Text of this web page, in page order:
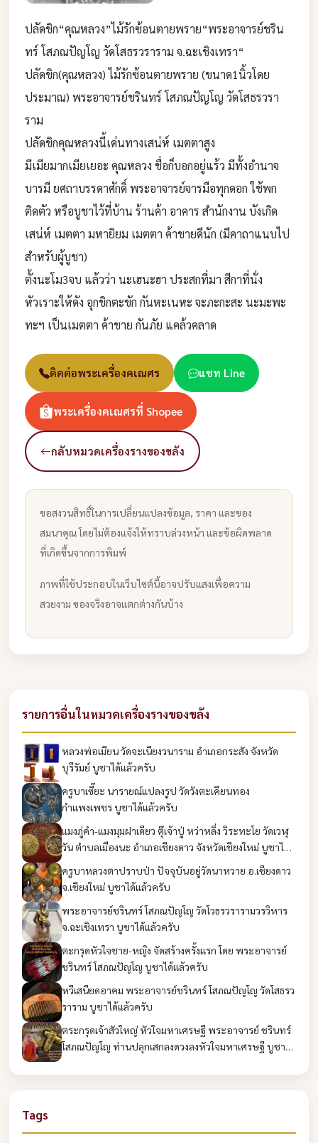
ปลัดขิก“คุณหลวง”ไม้รักซ้อนตายพราย“พระอาจารย์ชริน
ทร์ โสภณปัญโญ วัดโสธรวราราม จ.ฉะเชิงเทรา“
ปลัดขิก(คุณหลวง) ไม้รักซ้อนตายพราย (ขนาด1นิ้วโดย
ประมาณ) พระอาจารย์ชรินทร์ โสภณปัญโญ วัดโสธรวรา
ราม
ปลัดขิกคุณหลวงนี้เด่นทางเสน่ห์ เมตตาสูง
มีเมียมากเมียเยอะ คุณหลวง ชื่อก็บอกอยู่แร้ว มีทั้งอำนาจ
บารมี ยศถาบรรดาศักดิ์ พระอาจารย์จารมือทุกดอก ใช้พก
ติดตัว หรือบูชาไว้ที่บ้าน ร้านค้า อาคาร สำนักงาน บังเกิด
เสน่ห์ เมตตา มหายิยม เมตตา ค้าขายดีนัก (มีคาถาแนบไป
สำหรับผู้บูชา)
ตั้งนะโม3จบ แล้วว่า นะเฮนะฮา ประสกที่มา สีกาที่นั่ง
หัวเราะให้ดัง อุกขิกตะขัก กันหะเนหะ จะภะกะสะ นะมะพะ
ทะฯ เป็นเมตตา ค้าขาย กันภัย แคล้วคลาด
ติดต่อพระเครื่องคเณศร แชท Line
พระเครื่องคเณศรที่ Shopee
กลับหมวดเครื่องรางของขลัง
ขอสงวนสิทธิ์ในการเปลี่ยนแปลงข้อมูล, ราคา และของ
สมนาคุณ โดยไม่ต้องแจ้งให้ทราบล่วงหน้า และข้อผิดพลาด
ที่เกิดขึ้นจากการพิมพ์
ภาพที่ใช้ประกอบในเว็บไซต์นี้อาจปรับแสงเพื่อความ
สวยงาม ของจริงอาจแตกต่างกันบ้าง
รายการอื่นในหมวดเครื่องรางของขลัง
หลวงพ่อเมียน วัดจะเนียงวนาราม อำเภอกระสัง จังหวัด
บุรีรัมย์ บูชาได้แล้วครับ
ครูบาเซี๊ยะ นารายณ์แปลงรูป วัดวังตะเคียนทอง
กำแพงเพชร บูชาได้แล้วครับ
แมงภู่คำ-แมงมุมฝาเดียว ตุ๊เจ้าปู่ หว่าหลิ่ง วิระทะโย วัดเวฬุ
วัน ตำบลเมืองนะ อำเภอเชียงดาว จังหวัดเชียงใหม่ บูชาได้
ครูบาหลวงตาปราบป่า ปัจจุบันอยู่วัดนาหวาย อ.เชียงดาว
จ.เชียงใหม่ บูชาได้แล้วครับ
พระอาจารย์ชรินทร์ โสภณปัญโญ วัดโวธรวรารามวรวิหาร
จ.ฉะเชิงเทรา บูชาได้แล้วครับ
ตะกรุดหัวใจชาย-หญิง จัดสร้างครั้งแรก โดย พระอาจารย์
ชรินทร์ โสภณปัญโญ บูชาได้แล้วครับ
หวีเสนียดอาคม พระอาจารย์ชรินทร์ โสภณปัญโญ วัดโสธรว
ราราม บูชาได้แล้วครับ
ตระกรุดเจ้าสัวใหญ่ หัวใจมหาเศรษฐี พระอาจารย์ ชรินทร์
โสภณปัญโญ ท่านปลุกเสกลงดวงลงหัวใจมหาเศรษฐี บูชาได้
Tags